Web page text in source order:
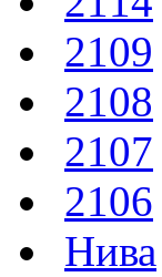
2109
2108
2107
2106
Нива